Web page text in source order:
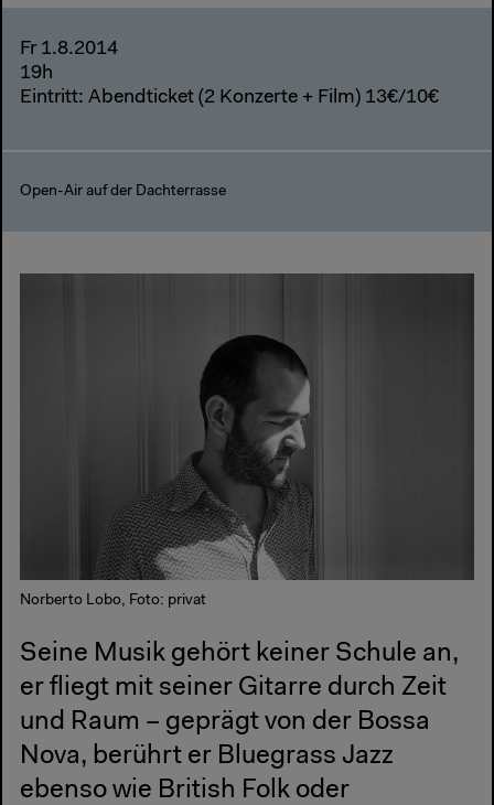
Fr 1.8.2014
19h
Eintritt: Abendticket (2 Konzerte + Film) 13€/10€
Open-Air auf der Dachterrasse
Norberto Lobo, Foto: privat
Seine Musik gehört keiner Schule an,
er fliegt mit seiner Gitarre durch Zeit
und Raum – geprägt von der Bossa
Nova, berührt er Bluegrass Jazz
ebenso wie British Folk oder